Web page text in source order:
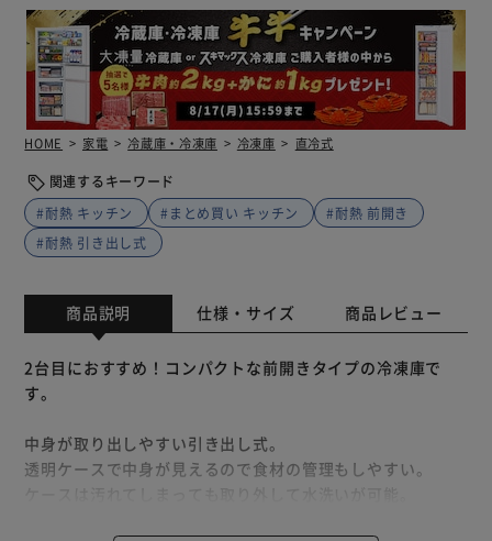
HOME 家電 冷蔵庫・冷凍庫 冷凍庫 直冷式
関連するキーワード
#耐熱 キッチン
#まとめ買い キッチン
#耐熱 前開き
#耐熱 引き出し式
商品説明 仕様・サイズ 商品レビュー
2台目におすすめ！コンパクトな前開きタイプの冷凍庫で
す。
中身が取り出しやすい引き出し式。
透明ケースで中身が見えるので食材の管理もしやすい。